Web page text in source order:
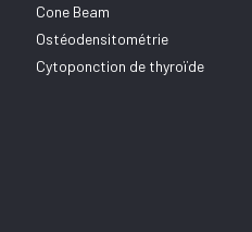
Cone Beam
Ostéodensitométrie
Cytoponction de thyroïde